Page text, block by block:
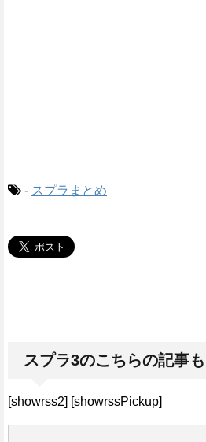
- スプラまとめ
スプラ3のこちらの記事
[showrss2] [showrssPickup]